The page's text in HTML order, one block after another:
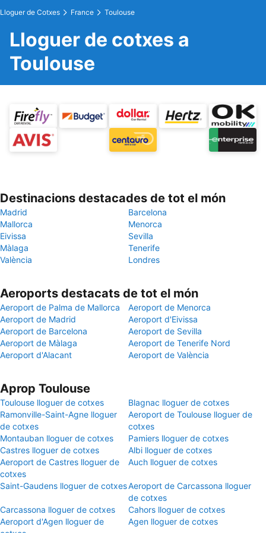
Lloguer de Cotxes France Toulouse
Lloguer de cotxes a
Toulouse
Destinacions destacades de tot el món
Madrid
Barcelona
Mallorca
Menorca
Eivissa
Sevilla
Màlaga
Tenerife
València
Londres
Aeroports destacats de tot el món
Aeroport de Palma de Mallorca
Aeroport de Menorca
Aeroport de Madrid
Aeroport d'Eivissa
Aeroport de Barcelona
Aeroport de Sevilla
Aeroport de Màlaga
Aeroport de Tenerife Nord
Aeroport d'Alacant
Aeroport de València
Aprop Toulouse
Toulouse lloguer de cotxes
Blagnac lloguer de cotxes
Ramonville-Saint-Agne lloguer
de cotxes
Aeroport de Toulouse lloguer de
cotxes
Montauban lloguer de cotxes
Pamiers lloguer de cotxes
Castres lloguer de cotxes
Albi lloguer de cotxes
Aeroport de Castres lloguer de
cotxes
Auch lloguer de cotxes
Saint-Gaudens lloguer de cotxesAeroport de Carcassona lloguer
de cotxes
Carcassona lloguer de cotxes
Cahors lloguer de cotxes
Aeroport d'Agen lloguer de
Agen lloguer de cotxes